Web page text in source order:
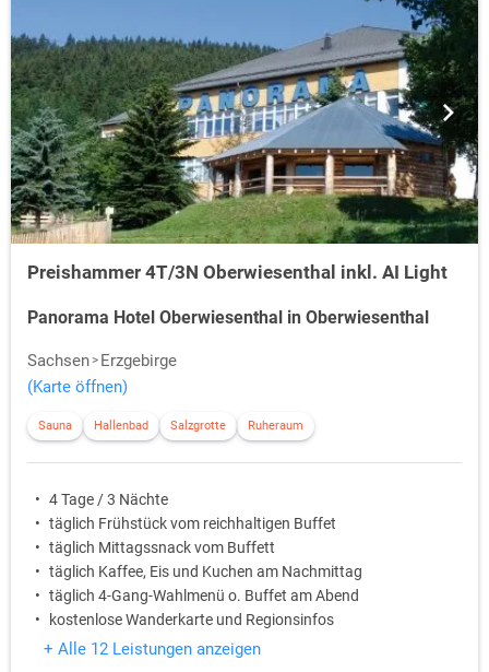
Preishammer 4T/3N Oberwiesenthal inkl. AI Light
Panorama Hotel Oberwiesenthal in Oberwiesenthal
Sachsen
Erzgebirge
(Karte öffnen)
Sauna Hallenbad Salzgrotte Ruheraum
4 Tage / 3 Nächte
täglich Frühstück vom reichhaltigen Buffet
täglich Mittagssnack vom Buffett
täglich Kaffee, Eis und Kuchen am Nachmittag
täglich 4-Gang-Wahlmenü o. Buffet am Abend
kostenlose Wanderkarte und Regionsinfos
+ Alle 12 Leistungen anzeigen